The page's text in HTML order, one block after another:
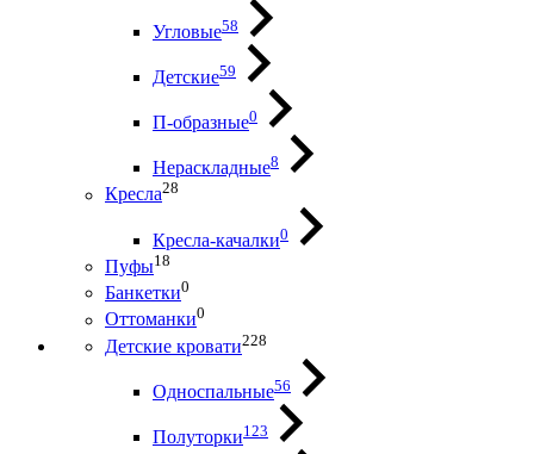
Угловые58
Детские59
П-образные0
Нераскладные8
Кресла28
Кресла-качалки0
Пуфы18
Банкетки0
Оттоманки0
Детские кровати228
Односпальные56
Полуторки123